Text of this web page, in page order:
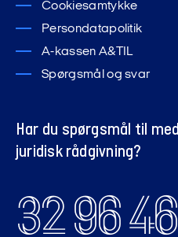
Cookiesamtykke
Persondatapolitik
A-kassen A&TIL
Spørgsmål og svar
Har du spørgsmål til
juridisk rådgivning?
32 96